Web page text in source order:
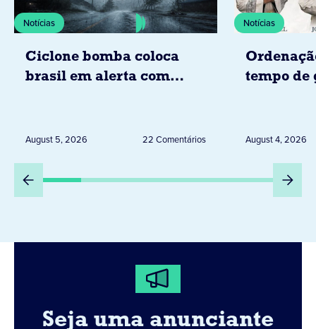
Notícias
Ciclone bomba coloca
brasil em alerta com
dias 6 e 8 de agosto
August 5, 2026 22 Comentários
Notícias
tempo de
August 4, 2026
Seja uma anunciante